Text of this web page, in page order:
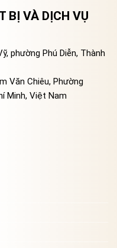
BỊ VÀ DỊCH VỤ
phường Phú Diễn, Thành
Văn Chiêu, Phường
Minh, Việt Nam